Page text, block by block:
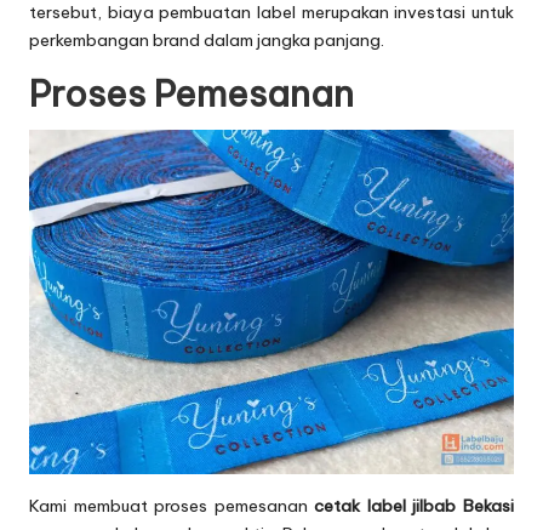
tersebut, biaya pembuatan label merupakan investasi untuk
perkembangan brand dalam jangka panjang.
Proses Pemesanan
Kami membuat proses pemesanancetak label jilbab Bekasi